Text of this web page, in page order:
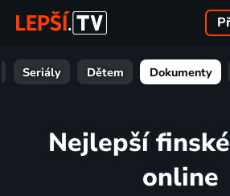
Seriály Dětem Dokumenty
Nejlepší
online